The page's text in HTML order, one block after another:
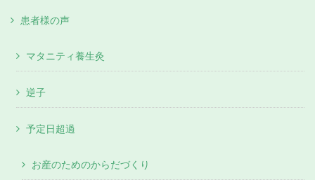
患者様の声
マタニティ養生灸
逆子
予定日超過
お産のためのからだづくり